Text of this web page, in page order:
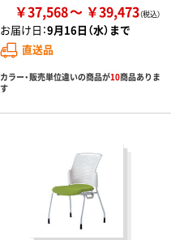
￥37,568 ￥39,473
お届け日：9月16日（水）まで
直送品
カラー・販売単位違いの商品が10商品ありま
す